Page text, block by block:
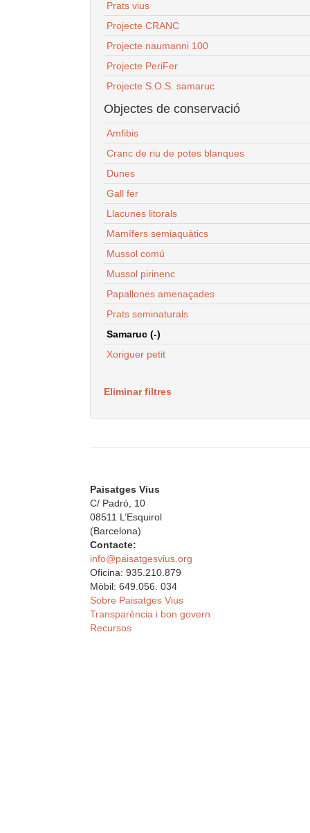
Prats vius
Projecte CRANC
Projecte naumanni 100
Projecte PeriFer
Projecte S.O.S. samaruc
Objectes de conservació
Amfibis
Cranc de riu de potes blanques
Dunes
Gall fer
Llacunes litorals
Mamífers semiaquàtics
Mussol comú
Mussol pirinenc
Papallones amenaçades
Prats seminaturals
Samaruc (-)
Xoriguer petit
Eliminar filtres
Paisatges Vius
C/ Padró, 10
08511 L’Esquirol
(Barcelona)
Contacte:
info@paisatgesvius.org
Oficina: 935.210.879
Mòbil: 649.056. 034
Sobre Paisatges Vius
Transparència i bon govern
Recursos